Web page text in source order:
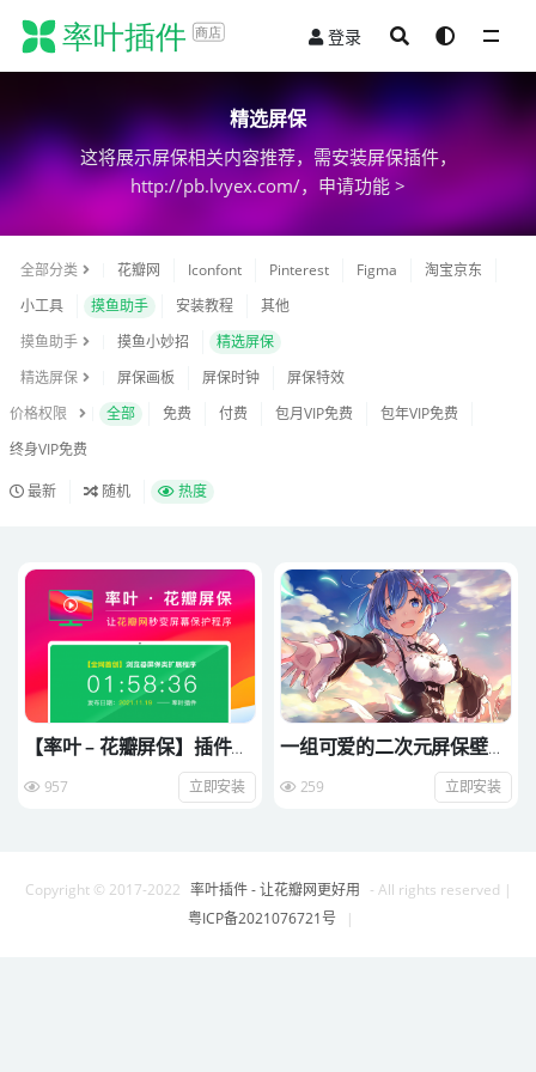
登录
精选屏保
这将展示屏保相关内容推荐，需安装屏保插件，
http://pb.lvyex.com/， 申请功能 >
全部分类 花瓣网 Iconfont Pinterest Figma
淘宝京东
小工具
摸鱼助手 安装教程
其他
摸鱼助手
摸鱼小妙招
精选屏保
精选屏保
屏保画板 屏保时钟
屏保特效
价格权限
全部 免费 付费 包月VIP免费
包年VIP免费
终身VIP免费
最新 随机 热度
【率叶 – 花瓣屏保】插件使
957 立即安装
一组可爱的二次元屏保壁纸
259 立即安装
Copyright © 2017-2022 率叶插件 - 让花瓣网更好用 - All rights reserved |
粤ICP备2021076721号
|